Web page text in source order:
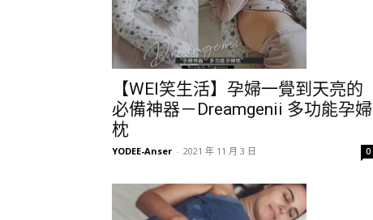
【WEI笑生活】孕婦一覺到天亮的
必備神器－Dreamgenii 多功能孕婦
枕
YODEE-Anser - 2021 年 11 月 3 日 0